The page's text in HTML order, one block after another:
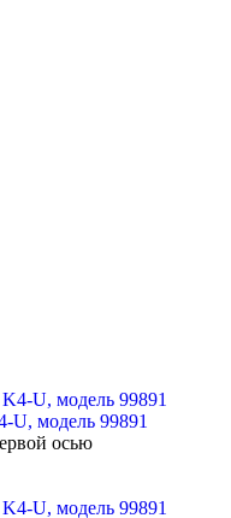
U, модель 99891
осью